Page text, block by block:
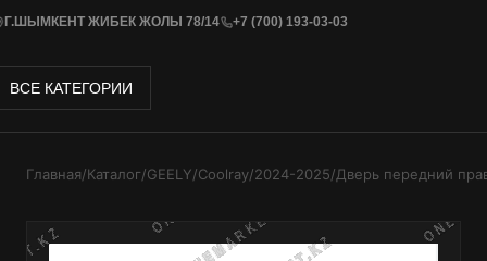
Г.ШЫМКЕНТ ЖИБЕК ЖОЛЫ 78/14 +7 (700) 193-03-03
ВСЕ КАТЕГОРИИ
Главная/Каталог/GEELY/Coolray/2024-2025/Дверь передний